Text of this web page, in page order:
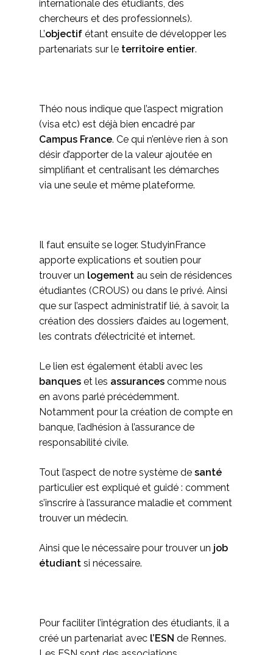
internationale des étudiants, des
chercheurs et des professionnels).
L’objectif étant ensuite de développer les
partenariats sur le territoire entier.
Théo nous indique que l’aspect migration
(visa etc) est déjà bien encadré par
Campus France. Ce qui n’enlève rien à son
désir d’apporter de la valeur ajoutée en
simplifiant et centralisant les démarches
via une seule et même plateforme.
Il faut ensuite se loger. StudyinFrance
apporte explications et soutien pour
trouver un logement au sein de résidences
étudiantes (CROUS) ou dans le privé. Ainsi
que sur l’aspect administratif lié, à savoir, la
création des dossiers d’aides au logement,
les contrats d’électricité et internet.
Le lien est également établi avec les
banques et les assurances comme nous
en avons parlé précédemment.
Notamment pour la création de compte en
banque, l’adhésion à l’assurance de
responsabilité civile.
Tout l’aspect de notre système de santé
particulier est expliqué et guidé : comment
s’inscrire à l’assurance maladie et comment
trouver un médecin.
Ainsi que le nécessaire pour trouver un job
étudiant si nécessaire.
Pour faciliter l’intégration des étudiants, il a
créé un partenariat avec l’ESN de Rennes.